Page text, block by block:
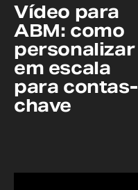
Vídeo para
ABM: como
personalizar
em escala
para contas-
chave